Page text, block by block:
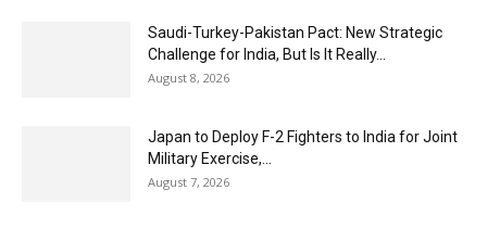
Saudi-Turkey-Pakistan Pact: New Strategic
Challenge for India, But Is It Really...
August 8, 2026
Japan to Deploy F-2 Fighters to India for Joint
Military Exercise,...
August 7, 2026